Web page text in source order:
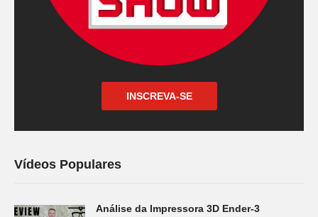
INSCREVA-SE
Vídeos Populares
Análise da Impressora 3D Ender-3